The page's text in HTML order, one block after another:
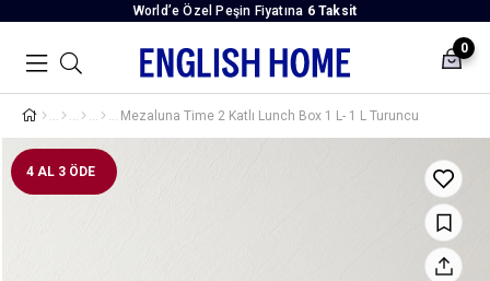
World’e Özel Peşin Fiyatına 6 Taksit
0
Mezaluna Time 2 Katlı Lunch Box 1 L- 1 L Turuncu
4 AL 3 ÖDE